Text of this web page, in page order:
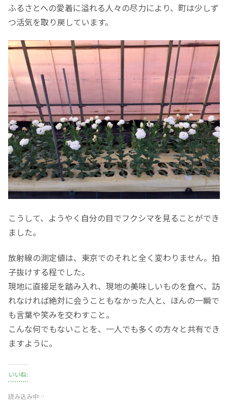
ふるさとへの愛着に溢れる人々の尽力により、町は少しず
つ活気を取り戻しています。
こうして、ようやく自分の目でフクシマを見ることができ
ました。
放射線の測定値は、東京でのそれと全く変わりません。拍
子抜けする程でした。
現地に直接足を踏み入れ、現地の美味しいものを食べ、訪
れなければ絶対に会うこともなかった人と、ほんの一瞬で
も言葉や笑みを交わすこと。
こんな何でもないことを、一人でも多くの方々と共有でき
ますように。
いいね:
読み込み中…